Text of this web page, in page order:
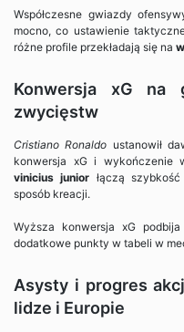
Współczesne gwiazdy
mocno, co ustawienie
różne profile przekładają się na
Konwersja xG na
zwycięstw
Cristiano Ronaldo ustanowił
konwersja xG i wykończenie
vinicius junior łączą
sposób kreacji.
Wyższa konwersja xG
dodatkowe punkty w tabeli w
Asysty i progres
lidze i Europie